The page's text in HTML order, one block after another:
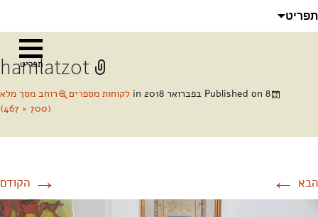
תפריט
hamlatzot
Published on 8 בפברואר 2018 לקוחות מספרים
רוחב מסך מלא
(700 × 467)
→ הקודם הבא ←
תפריט